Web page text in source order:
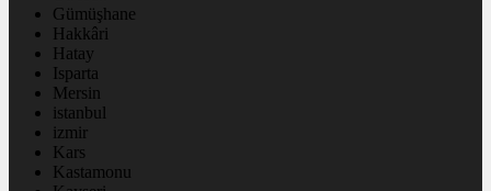
Gümüşhane
Hakkâri
Hatay
Isparta
Mersin
istanbul
izmir
Kars
Kastamonu